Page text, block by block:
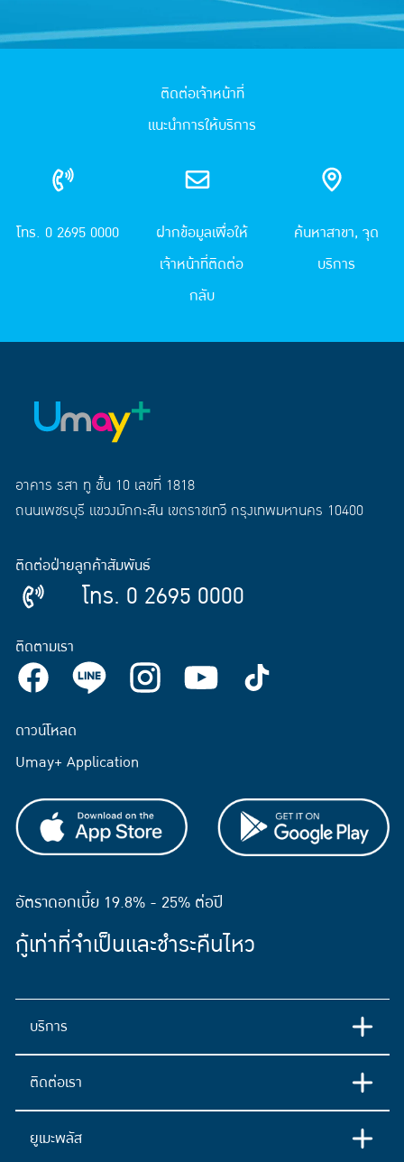
ติดต่อเจ้าหน้าที่
แนะนำการให้บริการ
โทร. 0 2695 0000
ฝากข้อมูลเพื่อให้
เจ้าหน้าที่ติดต่อ
กลับ
ค้นหาสาขา, จุด
บริการ
อาคาร รสา ทู ชั้น 10 เลขที่ 1818
ถนนเพชรบุรี แขวงมักกะสัน เขตราชเทวี กรุงเทพมหานคร 10400
ติดต่อฝ่ายลูกค้าสัมพันธ์
โทร. 0 2695 0000
ติดตามเรา
ดาวน์โหลด
Umay+ Application
อัตราดอกเบี้ย 19.8% - 25% ต่อปี
กู้เท่าที่จำเป็นและชำระคืนไหว
บริการ
ติดต่อเรา
ยูเมะพลัส